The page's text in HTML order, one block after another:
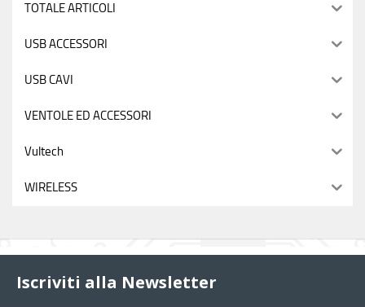
TOTALE ARTICOLI
USB ACCESSORI
USB CAVI
VENTOLE ED ACCESSORI
Vultech
WIRELESS
Iscriviti alla Newsletter